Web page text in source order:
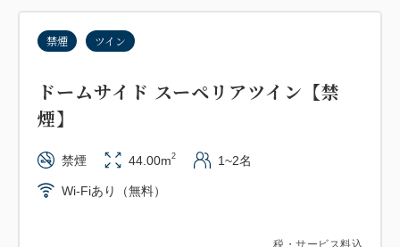
絡をいただきますようお願いいたします。ご連絡をい
ただけない場合は、キャンセルとさせていただく場合
税・サービス料込
禁煙 ツイン
ドームサイド スーペリアツイン【禁
煙】
禁煙 44.00m2 1~2名
Wi-Fiあり（無料）